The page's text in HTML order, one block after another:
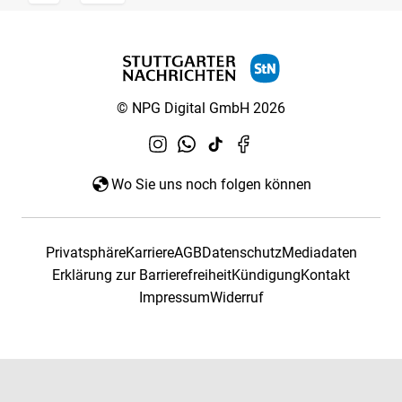
© NPG Digital GmbH 2026
Wo Sie uns noch folgen können
PrivatsphäreKarriereAGBDatenschutzMediadaten
Erklärung zur BarrierefreiheitKündigungKontakt
ImpressumWiderruf